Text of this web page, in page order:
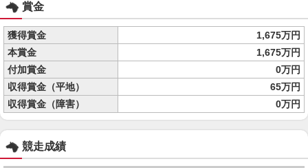
賞金
獲得賞金
1,675万円
本賞金
1,675万円
付加賞金
0万円
収得賞金（平地）
65万円
収得賞金（障害）
0万円
競走成績